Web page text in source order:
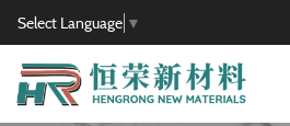
Select Language ▼